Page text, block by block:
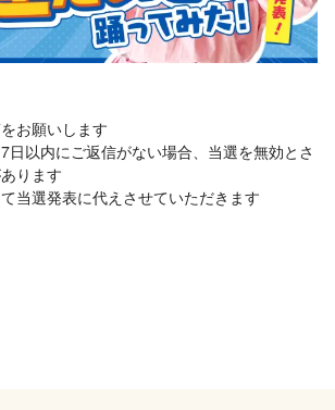
お願いします
日以内にご返信がない場合、当選を無効とさ
ります
当選発表に代えさせていただきます